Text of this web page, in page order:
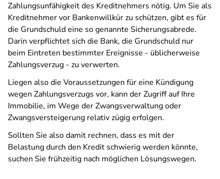
Zahlungsunfähigkeit des Kreditnehmers nötig. Um Sie als
Kreditnehmer vor Bankenwillkür zu schützen, gibt es für
die Grundschuld eine so genannte Sicherungsabrede.
Darin verpflichtet sich die Bank, die Grundschuld nur
beim Eintreten bestimmter Ereignisse - üblicherweise
Zahlungsverzug - zu verwerten.
Liegen also die Voraussetzungen für eine Kündigung
wegen Zahlungsverzugs vor, kann der Zugriff auf Ihre
Immobilie, im Wege der Zwangsverwaltung oder
Zwangsversteigerung relativ zügig erfolgen.
Sollten Sie also damit rechnen, dass es mit der
Belastung durch den Kredit schwierig werden könnte,
suchen Sie frühzeitig nach möglichen Lösungswegen.